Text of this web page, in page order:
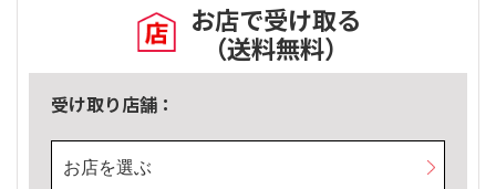
お店で受け取る
（送料無料）
受け取り店舗：
お店を選ぶ